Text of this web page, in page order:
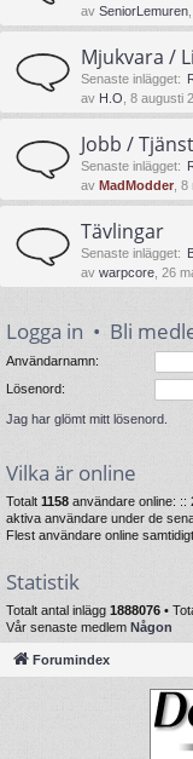
av SeniorLemuren
Mjukvara /
Senaste inlägget:
av H.O , 8 augusti
Jobb /
Senaste inlägget:
av MadModder ,
Tävlingar
Senaste inlägget:
av warpcore , 26
Logga in • Bli
Användarnamn:
Lösenord:
Jag har glömt mitt lösenord.
Vilka är online
Totalt 1158 användare online: ::
aktiva användare under de
Flest användare online
Statistik
Totalt antal inlägg 1888076 •
Vår senaste medlem Någon
Forumindex